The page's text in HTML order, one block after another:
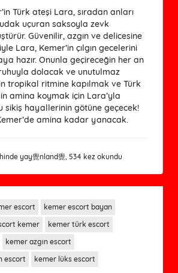
Türk ateşi Lara, sıradan anları
uçuran saksoyla zevk
Güvenilir, azgın ve delicesine
Lara, Kemer’in çılgın gecelerini
hazır. Onunla geçireceğin her an
dolacak ve unutulmaz
tropikal ritmine kapılmak ve Türk
amina koymak için Lara’yla
sikiş hayallerinin götüne geçecek!
amina kadar yanacak.
yay覺nland覺, 534 kez okundu
escort
kemer escort bayan
kemer
kemer türk escort
kemer azgın escort
escort
kemer lüks escort